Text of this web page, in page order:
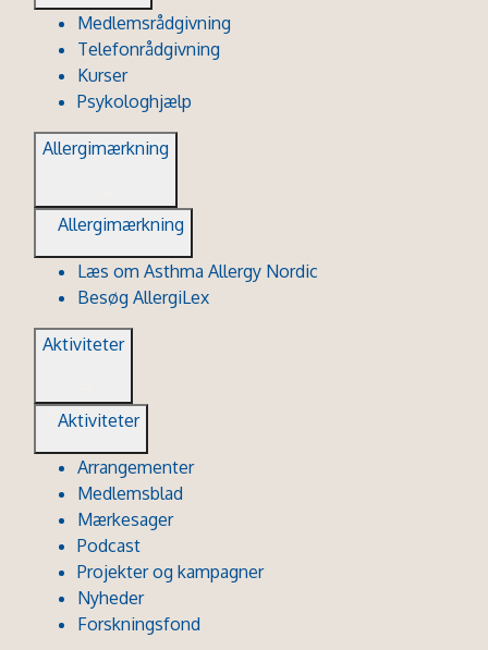
Medlemsrådgivning
Telefonrådgivning
Kurser
Psykologhjælp
Allergimærkning
Allergimærkning
Læs om Asthma Allergy Nordic
Besøg AllergiLex
Aktiviteter
Aktiviteter
Arrangementer
Medlemsblad
Mærkesager
Podcast
Projekter og kampagner
Nyheder
Forskningsfond